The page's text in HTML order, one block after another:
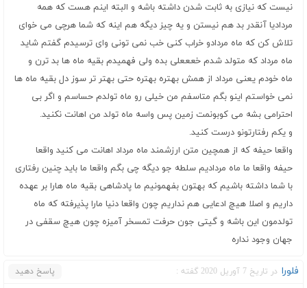
نیست که نیازی به ثابت شدن داشته باشه و البته اینم هست که همه
مردادیا آنقدر بد هم نیستن و یه چیز دیگه هم اینه که شما هرچی می خوای
تلاش کن که ماه مردادو خراب کنی خب نمی تونی وای ترسیدم گفتم شاید
ماه مرداد که متولد شدم خعععلی بده ولی فهمیدم بقیه ماه ها بد ترن و
ماه خودم یعنی مرداد از همش بهتره بهتره حتی بهتر تر سوز دل بقیه ماه ها
نمی خواستم اینو بگم متاسفم من خیلی رو ماه تولدم حساسم و اگر بی
احترامی بشه می کوبونمت زمین پس واسه ماه تولد من اهانت نکنید.
و یکم رفتارتونو درست کنید.
واقعا حیفه که از همچین متن ارزشمند ماه مرداد اهانت می کنید واقعا
حیفه واقعا ما ماه مردادیم سلطه جو دیگه چی بگم واقعا ما باید چنین رفتاری
با شما داشته باشیم که بهتون بفهمونیم ما پادشاهی بقیه ماه هارا بر عهده
داریم و اصلا هیچ ادعایی هم نداریم چون واقعا دنیا مارا پذیرفته که ماه
تولدمون این باشه و گیتی جون حرفت تمسخر آمیزه چون هیچ سقفی در
جهان وجود نداره
فلورا در تاریخ 7 آوریل 2020 گفته : پاسخ دهید